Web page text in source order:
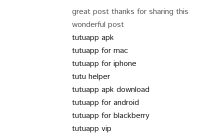
great post thanks for sharing this
wonderful post
tutuapp apk
tutuapp for mac
tutuapp for iphone
tutu helper
tutuapp apk download
tutuapp for android
tutuapp for blackberry
tutuapp vip